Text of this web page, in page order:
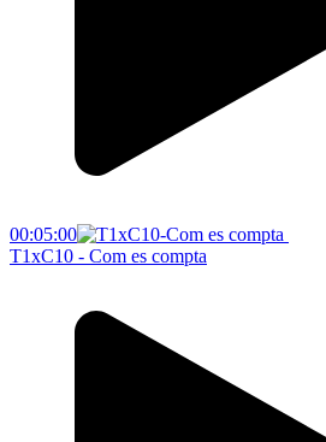
00:05:00
T1xC10 - Com es compta